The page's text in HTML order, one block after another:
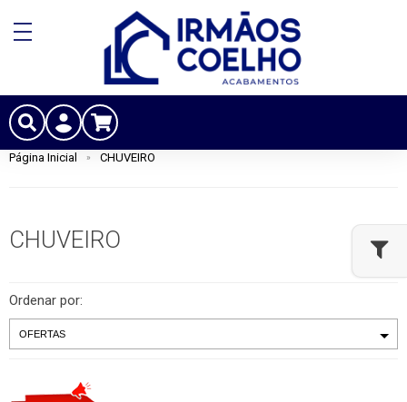
Página Inicial CHUVEIRO
CHUVEIRO
Ordenar por: